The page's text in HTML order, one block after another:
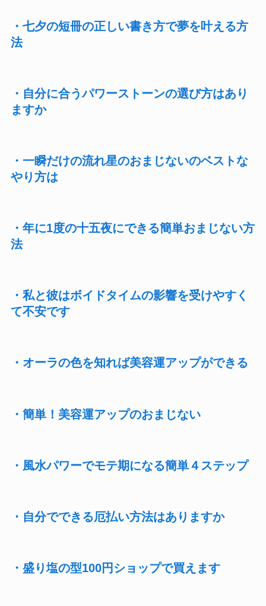
・七夕の短冊の正しい書き方で夢を叶える方
法
・自分に合うパワーストーンの選び方はあり
ますか
・一瞬だけの流れ星のおまじないのベストな
やり方は
・年に1度の十五夜にできる簡単おまじない方
法
・私と彼はボイドタイムの影響を受けやすく
て不安です
・オーラの色を知れば美容運アップができる
・簡単！美容運アップのおまじない
・風水パワーでモテ期になる簡単４ステップ
・自分でできる厄払い方法はありますか
・盛り塩の型100円ショップで買えます